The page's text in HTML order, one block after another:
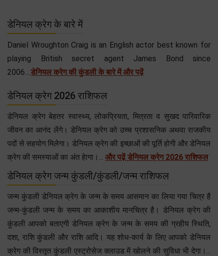
डेनियल क्रेग के बारे में
Daniel Wroughton Craig is an English actor best known for
playing British secret agent James Bond since
2006....डेनियल क्रेग की कुंडली के बारे में और पढ़ें
डेनियल क्रेग 2026 राशिफल
डेनियल क्रेग बेहतर स्वास्थ्य, लोकप्रियता, मित्रता व सुखद पारिवारिक
जीवन का आनंद लेंगे। डेनियल क्रेग को उच्च प्रशासनिक अथवा राजकीय
पदों से सहयोग मिलेगा। डेनियल क्रेग की इच्छाओं की पूर्ति होगी और डेनियल
क्रेग की समस्याओं का अंत हेागा।... और पढ़ें डेनियल क्रेग 2026 राशिफल
डेनियल क्रेग जन्म कुंडली/कुंडली/जन्म राशिफल
जन्म कुंडली डेनियल क्रेग के जन्म के समय आसमान का लिया गया चित्र है
जन्म-कुंडली जन्म के समय का आकाशीय मानचित्र है। डेनियल क्रेग की
कुंडली आपको बताएगी डेनियल क्रेग के जन्म के समय की ग्रहीय स्थिति,
दशा, राशि कुंडली और राशि आदि। यह शोध-कार्य के लिए आपको डेनियल
क्रेग की विस्तृत कुंडली एस्ट्रोसेज क्लाउड में खोलने की सुविधा भी देगा।...